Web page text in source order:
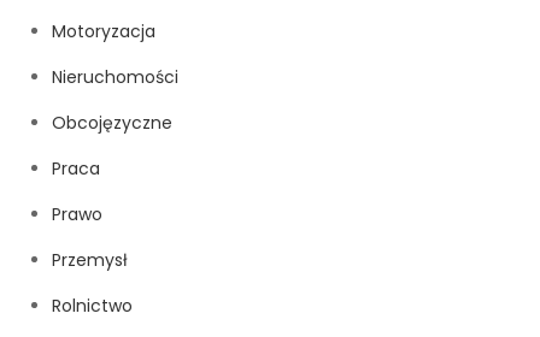
Motoryzacja
Nieruchomości
Obcojęzyczne
Praca
Prawo
Przemysł
Rolnictwo